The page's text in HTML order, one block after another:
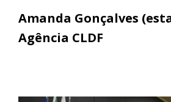
Amanda Gonçalves
Agência CLDF